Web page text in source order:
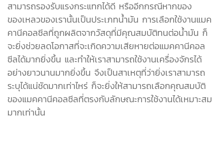
สามารถรองรับแรงกระแทกได้ดี หรืออีกกรณีหากของ
ของเหลวของเรานั้นเป็นประเภทน้ำมัน การเลือกใช้งานแมค
คานีคอลซีลที่ถูกผลิตจากวัสดุที่มีคุณสมบัติทนต่อน้ำมัน ก็
จะยิ่งช่วยลดโอกาสที่จะเกิดความเสียหายต่อแมคคานีคอล
ซีลได้มากยิ่งขึ้น และทำให้เราสามารถใช้งานเครื่องจักรได้
อย่างยาวนานมากยิ่งขึ้น จึงเป็นสาเหตุที่ว่ายิ่งเราสามารถ
ระบุได้แน่ชัดมากเท่าไหร่ ก็จะยิ่งให้สามารถเลือกคุณสมบัติ
ของแมคคานีคอลซีลที่ตรงกับลักษณะการใช้งานได้เหมาะสม
มากเท่านั้น